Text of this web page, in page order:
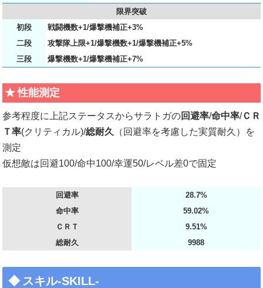
限界突破
初段
戦闘機数+1/爆撃機補正+3%
二段
攻撃隊上限+1/爆撃機数+1/爆撃機補正+5%
三段
爆撃機数+1/爆撃機補正+7%
性能測定
参考程度に上記ステータスからサラトガの回避率/命中率/ＣＲ
Ｔ率(クリティカル)/総耐久
（回避率を考慮した実質耐久）を
測定
仮想敵は回避100/命中100/幸運50/レベル差0で固定
回避率
28.7%
命中率
59.02%
ＣＲＴ
9.51%
総耐久
9988
スキル-SKILL-